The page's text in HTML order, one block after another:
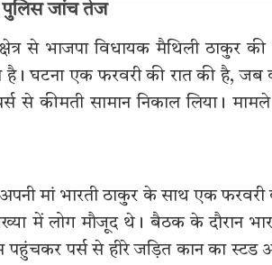
पुलिस जांच तेज
से भाजपा विधायक मैथिली ठाकुर की
है। घटना एक फरवरी की रात की है, जब
से कीमती सामान निकाल लिया।
अपनी मां भारती ठाकुर के साथ एक फरवरी
में लोग मौजूद थे। बैठक के दौरान
पहुंचकर पर्स से हीरे जड़ित कान का स्टड